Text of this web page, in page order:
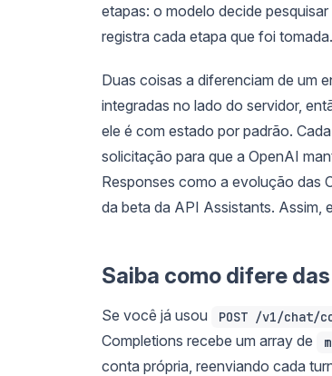
etapas: o modelo decide
registra cada etapa que foi tomada.
Duas coisas a diferenciam de um
integradas no lado do servidor,
ele é com estado por padrão.
solicitação para que a OpenAI
Responses como a evolução das
da beta da API Assistants. Assim,
Saiba como difere
Se você já usou POST /v1/chat/
Completions recebe um array de
conta própria, reenviando cada